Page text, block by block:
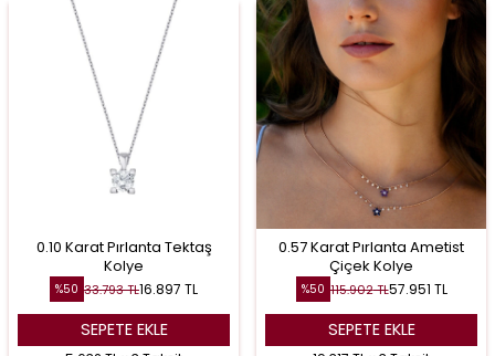
0.10 Karat Pırlanta Tektaş
Kolye
%50 33.793TL16.897 TL
SEPETE EKLE
0.57 Karat Pırlanta Ametist
Çiçek Kolye
%50 115.902TL57.951 TL
SEPETE EKLE